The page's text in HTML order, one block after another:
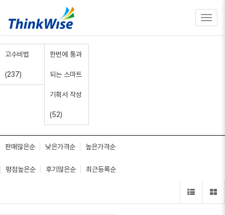
고수비법
(237)
한번에 통과
되는 스마트
기획서 작성
(52)
판매많은순 낮은가격순 높은가격순
평점높은순 후기많은순 최근등록순